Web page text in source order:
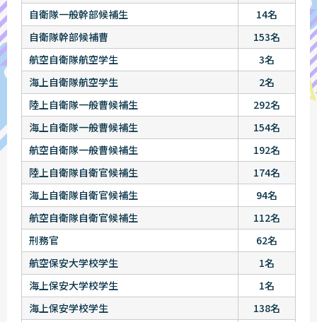
自衛隊一般幹部候補生
14名
自衛隊幹部候補曹
153名
航空自衛隊航空学生
3名
海上自衛隊航空学生
2名
陸上自衛隊一般曹候補生
292名
海上自衛隊一般曹候補生
154名
航空自衛隊一般曹候補生
192名
陸上自衛隊自衛官候補生
174名
海上自衛隊自衛官候補生
94名
航空自衛隊自衛官候補生
112名
刑務官
62名
航空保安大学校学生
1名
海上保安大学校学生
1名
海上保安学校学生
138名